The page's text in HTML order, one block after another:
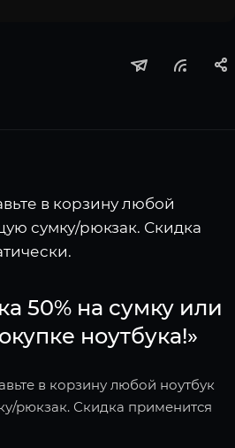
в корзину любой
сумку/рюкзак. Скидка
50% на сумку или
ноутбука!»
в корзину любой ноутбук
рюкзак. Скидка применится